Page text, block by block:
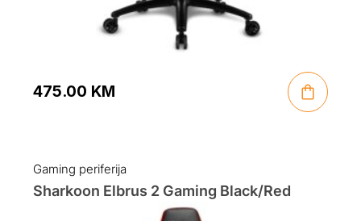
475.00 KM
Gaming periferija
Sharkoon Elbrus 2 Gaming Black/Red